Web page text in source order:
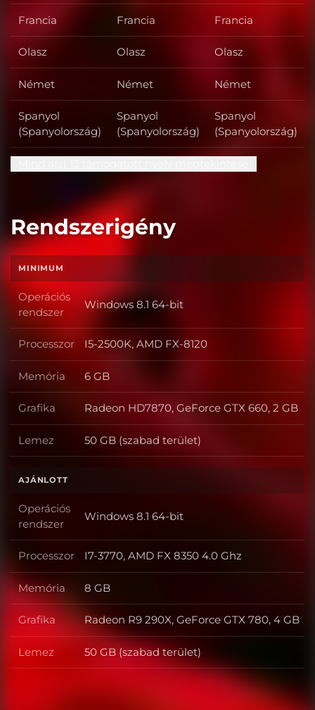
Francia Francia Francia
Olasz Olasz Olasz
Német Német Német
Spanyol
(Spanyolország)
Spanyol
(Spanyolország)
Spanyol
(Spanyolország)
Rendszerigény
MINIMUM
Operációs
rendszer
Operációs rendszer
Windows 8.1 64-bit
Processzor Processzor
I5-2500K, AMD FX-8120
Memória Memória
6 GB
Grafika Grafika
Radeon HD7870, GeForce GTX 660, 2 GB
Lemez Lemez
50 GB (szabad terület)
AJÁNLOTT
Operációs
rendszer
Operációs rendszer
Windows 8.1 64-bit
Processzor Processzor
I7-3770, AMD FX 8350 4.0 Ghz
Memória Memória
8 GB
Grafika Grafika
Radeon R9 290X, GeForce GTX 780, 4 GB
Lemez Lemez
50 GB (szabad terület)